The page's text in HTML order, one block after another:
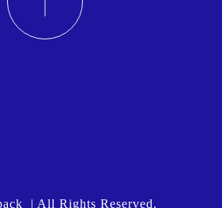
| All Rights Reserved.